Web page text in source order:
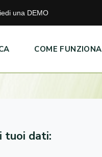
una DEMO
COME FUNZIONA
tuoi dati: